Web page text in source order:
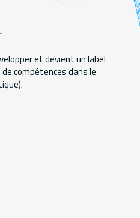
et devient un label
compétences dans le